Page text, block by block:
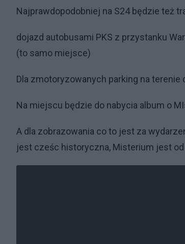
Najprawdopodobniej na S24 będzie też
dojazd autobusami PKS z przystanku
(to samo miejsce)
Dla zmotoryzowanych parking na terenie
Na miejscu będzie do nabycia album o
A dla zobrazowania co to jest za
jest cześc historyczna, Misterium jest od